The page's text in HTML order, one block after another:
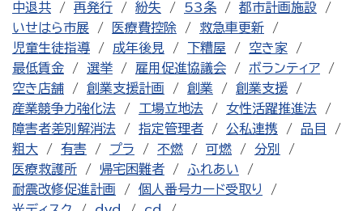
中退共
再発行 紛失 53条
都市計画施設
いせはら市展
医療費控除
救急車更新
児童生徒指導
成年後見 下糟屋
空き家
最低賃金
選挙 雇用促進協議会
ボランティア
空き店舗
創業支援計画 創業
創業支援
産業競争力強化法
工場立地法
女性活躍推進法
障害者差別解消法
指定管理者 公私連携
品目
粗大
有害 プラ 不燃 可燃
分別
医療救護所
帰宅困難者
ふれあい
耐震改修促進計画
個人番号カード受取り